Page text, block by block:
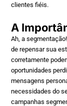
clientes fiéis.
A
Ah, a
de repensar sua
corretamente
oportunidades
mensagens
necessidades do
campanhas